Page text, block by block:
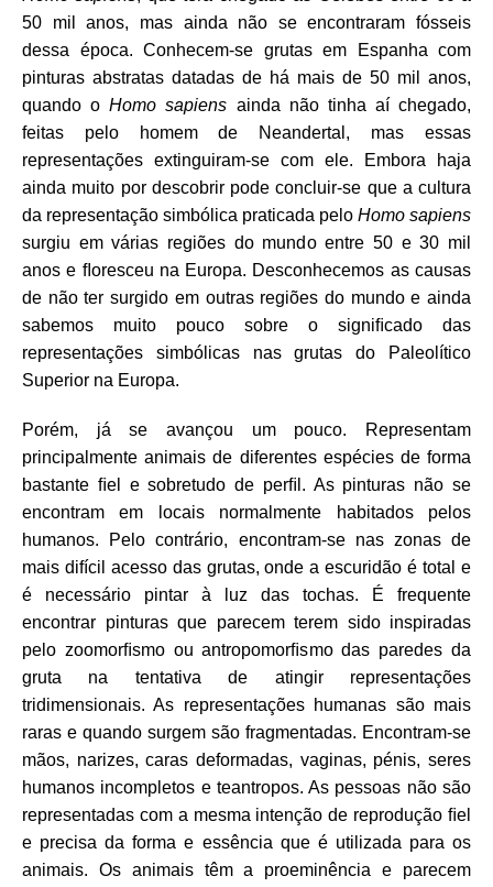
50 mil anos, mas ainda não se encontraram fósseis
dessa época. Conhecem-se grutas em Espanha com
pinturas abstratas datadas de há mais de 50 mil anos,
quando oHomo sapiens ainda não tinha aí chegado,
feitas pelo homem de Neandertal, mas essas
representações extinguiram-se com ele. Embora haja
ainda muito por descobrir pode concluir-se que a cultura
da representação simbólica praticada pelo Homo sapiens
surgiu em várias regiões do mundo entre 50 e 30 mil
anos e ﬂoresceu na Europa. Desconhecemos as causas
de não ter surgido em outras regiões do mundo e ainda
sabemos muito pouco sobre o signiﬁcado das
representações simbólicas nas grutas do Paleolítico
Superior na Europa.
Porém, já se avançou um pouco. Representam
principalmente animais de diferentes espécies de forma
bastante ﬁel e sobretudo de perﬁl. As pinturas não se
encontram em locais normalmente habitados pelos
humanos. Pelo contrário, encontram-se nas zonas de
mais difícil acesso das grutas, onde a escuridão é total e
é necessário pintar à luz das tochas. É frequente
encontrar pinturas que parecem terem sido inspiradas
pelo zoomorﬁsmo ou antropomorﬁsmo das paredes da
gruta na tentativa de atingir representações
tridimensionais. As representações humanas são mais
raras e quando surgem são fragmentadas. Encontram-se
mãos, narizes, caras deformadas, vaginas, pénis, seres
humanos incompletos e teantropos. As pessoas não são
representadas com a mesma intenção de reprodução ﬁel
e precisa da forma e essência que é utilizada para os
animais. Os animais têm a proeminência e parecem